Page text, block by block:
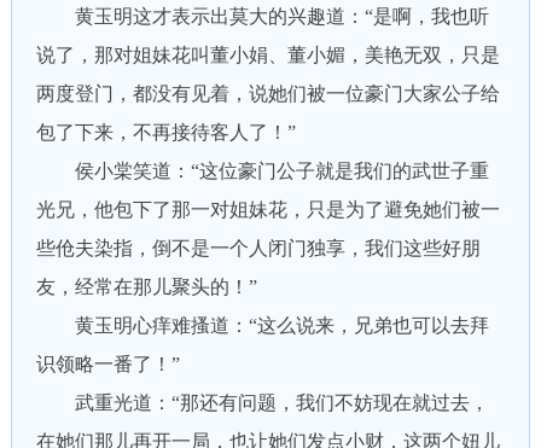
黄玉明这才表示出莫大的兴趣道：“是啊，我也听
说了，那对姐妹花叫董小娟、董小媚，美艳无双，只是
两度登门，都没有见着，说她们被一位豪门大家公子给
包了下来，不再接待客人了！”
侯小棠笑道：“这位豪门公子就是我们的武世子重
光兄，他包下了那一对姐妹花，只是为了避免她们被一
些伧夫染指，倒不是一个人闭门独享，我们这些好朋
友，经常在那儿聚头的！”
黄玉明心痒难搔道：“这么说来，兄弟也可以去拜
识领略一番了！”
武重光道：“那还有问题，我们不妨现在就过去，
在她们那儿再开一局，也让她们发点小财，这两个妞儿